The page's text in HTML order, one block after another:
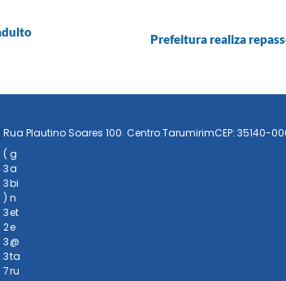
Prefeitura realiza
Rua Plautino Soares 100. Centro TarumirimCEP: 35140-
(
3
3
)
3
2
3
3
7
g
a
bi
n
et
e
@
ta
ru